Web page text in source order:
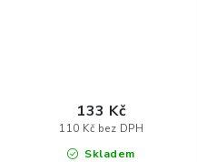
Skladem
110 Kč bez DPH
133 Kč